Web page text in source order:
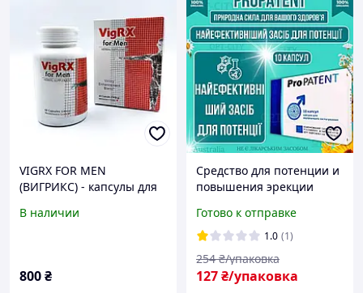
VIGRX FOR MEN
(ВИГРИКС) - капсулы для
В наличии
800₴
Средство для потенции и
повышения эрекции
силы с экстрактами трав
и усиленной формулой
mod-D5079
Готово к отправке
1.0 (1)
127₴/упаковка
254 ₴/упаковка